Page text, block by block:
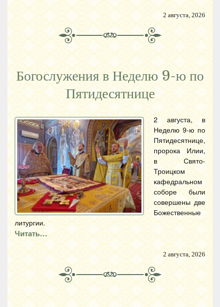
2 августа, 2026
Богослужения в Неделю 9-ю по
Пятидесятнице
2 августа, в
Неделю 9-ю по
Пятидесятнице,
пророка Илии,
в Свято-
Троицком
кафедральном
соборе были
совершены две
Божественные
литургии.
Читать…
2 августа, 2026